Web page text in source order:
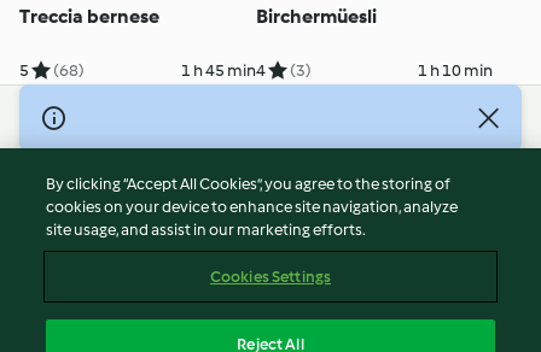
Treccia bernese
5 (68) 1 h 45 min
Birchermüesli
4 (3) 1 h 10 min
© Copyright 2026
Terms of Service
Privacy Policy
Disclaimer
Cookies
By clicking “Accept All Cookies”, you agree to the storing of
cookies on your device to enhance site navigation, analyze
site usage, and assist in our marketing efforts.
Cookies Settings
Reject All